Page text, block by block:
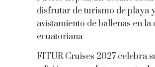
disfrutar de turismo de playa
avistamiento de ballenas en la
ecuatoriana
FITUR Cruises 2027 celebra